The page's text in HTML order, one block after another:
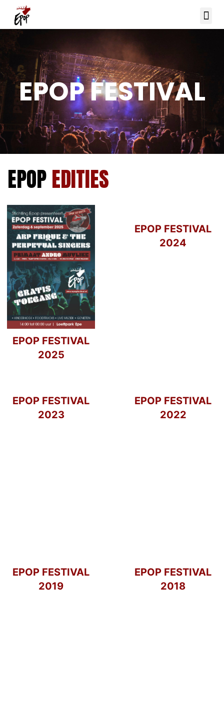
EPOP FESTIVAL
EPOPEDITIES
EPOP FESTIVAL
2025
EPOP FESTIVAL
2024
EPOP FESTIVAL
2023
EPOP FESTIVAL
2022
EPOP FESTIVAL
2019
EPOP FESTIVAL
2018